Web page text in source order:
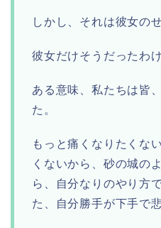
しかし、それは彼女の
彼女だけそうだったわ
ある意味、私たちは皆
た。
もっと痛くなりたくな
くないから、砂の城の
ら、自分なりのやり方
た、自分勝手が下手で